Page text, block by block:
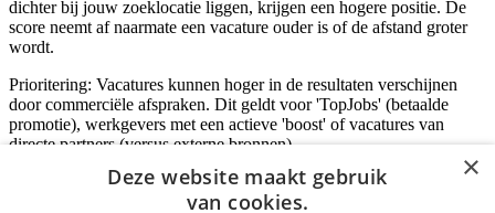
dichter bij jouw zoeklocatie liggen, krijgen een hogere positie. De
score neemt af naarmate een vacature ouder is of de afstand groter
wordt.
Prioritering: Vacatures kunnen hoger in de resultaten verschijnen
door commerciële afspraken. Dit geldt voor 'TopJobs' (betaalde
promotie), werkgevers met een actieve 'boost' of vacatures van
directe partners (versus externe bronnen).
×
Deze website maakt gebruik
van cookies.